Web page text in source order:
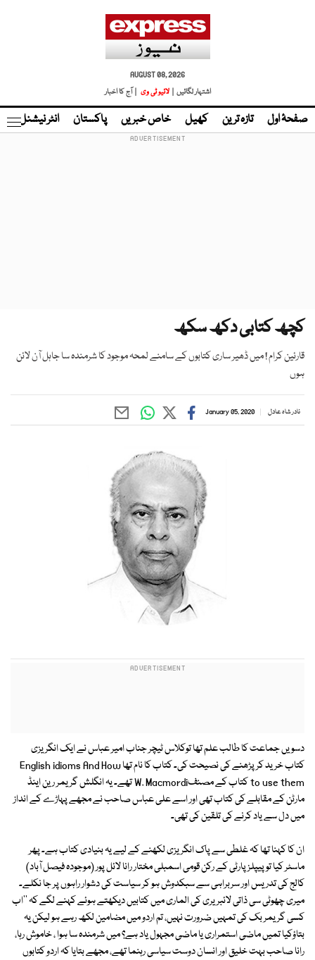
AUGUST 08, 2026
اشتہار لگائیں |
لائیو ٹی وی | آج کا اخبار
صفحۂ اول تازہ ترین کھیل خاص خبریں پاکستان انٹر نیشنل
کچھ کتابی دکھ سکھ
قارئین کرام ! میں ڈھیر ساری کتابوں کے سامنے لمحہ موجود کا شرمندہ سا جاہل آن لائن
ہوں
نادر شاہ عادل January 05, 2020
دسویں جماعت کا طالب علم تھا توکلاس ٹیچر جناب امیر عباس نے ایک انگریزی
کتاب خرید کر پڑھنے کی نصیحت کی۔ کتاب کا نام تھا English idioms And How
to use them کتاب کے مصنفW. Macmordi تھے۔ یہ انگلش گریمر رین اینڈ
مارٹن کے مقابلے کی کتاب تھی اور اسے علی عباس صاحب نے مجھے پہاڑے کے انداز
میں دل سے یاد کرنے کی تلقین کی تھی۔
ان کا کہنا تھا کہ غلطی سے پاک انگریزی لکھنے کے لیے یہ بنیادی کتاب ہے۔ پھر
ماسٹر کیا تو پیپلز پارٹی کے رکن قومی اسمبلی مختار رانا لائل پور (موجودہ فیصل آباد)
کالج کی تدریس اور سربراہی سے سبکدوش ہو کر سیاست کی دشوار راہوں پر جا نکلے۔
میری چھوٹی سی ذاتی لائبریری کی الماری میں کتابیں دیکھتے ہوئے کہنے لگے کہ ''اب
کسی گریمر بک کی تمہیں ضرورت نہیں، تم اردو میں مضامین لکھ رہے ہو لیکن یہ
بتاؤکیا تمیں ماضی استمراری یا ماضی مجہول یاد ہے؟ میں شرمندہ سا ہوا ، خاموش رہا،
رانا صاحب بہت خلیق اور انسان دوست سیاسی رہنما تھے، مجھے بتایا کہ اردو کتابوں